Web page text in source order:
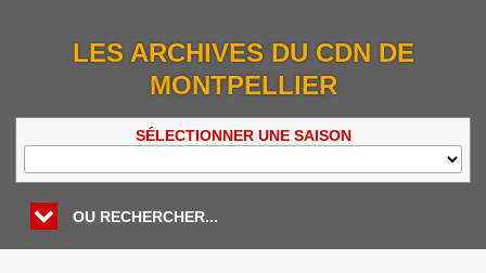
LES ARCHIVES DU CDN DE
MONTPELLIER
SÉLECTIONNER UNE SAISON
OU RECHERCHER...